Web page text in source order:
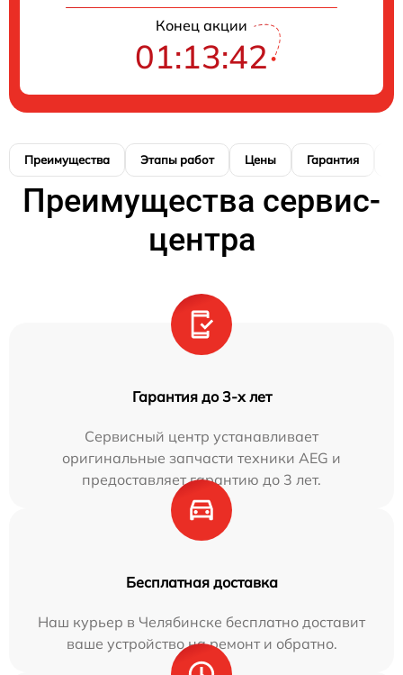
Конец акции
01:13:41
Преимущества Этапы работ Цены Гарантия
Преимущества сервис-
центра
Гарантия до 3-х лет
Сервисный центр устанавливает
оригинальные запчасти техники AEG и
предоставляет гарантию до 3 лет.
Бесплатная доставка
Наш курьер в Челябинске бесплатно доставит
ваше устройство на ремонт и обратно.